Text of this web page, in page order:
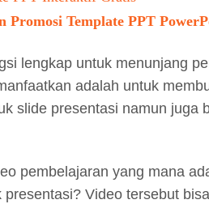
Promosi Template PPT
lengkap untuk menunjang
adalah untuk
slide presentasi namun juga
pembelajaran yang mana
Video tersebut